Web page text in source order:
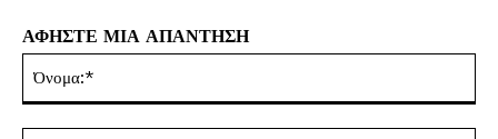
ΑΦΗΣΤΕ ΜΙΑ ΑΠΑΝΤΗΣΗ